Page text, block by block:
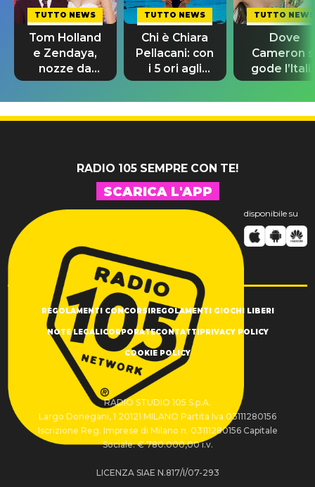
TUTTO NEWS
Tom Holland
e Zendaya,
nozze da
580mila
sterline e
300 invitati
TUTTO NEWS
Chi è Chiara
Pellacani: con
i 5 ori agli
Europei
riscrive la
storia
TUTTO NEWS
Dove
Cameron
gode
prima
nozze con
Damiano
RADIO 105 SEMPRE CON TE!
SCARICA L'APP
disponibile su
REGOLAMENTI CONCORSIREGOLAMENTI GIOCHI LIBERI
NOTE LEGALICORPORATECONTATTIPRIVACY POLICY
COOKIE POLICY
RADIO STUDIO 105 S.p.A.
Largo Donegani, 1 20121 MILANO Partita Iva 03111280156
Iscrizione Reg. Imprese di Milano n. 03111280156 Capitale
Sociale: € 780.000,00 i.v.
LICENZA SIAE N.817/I/07-293